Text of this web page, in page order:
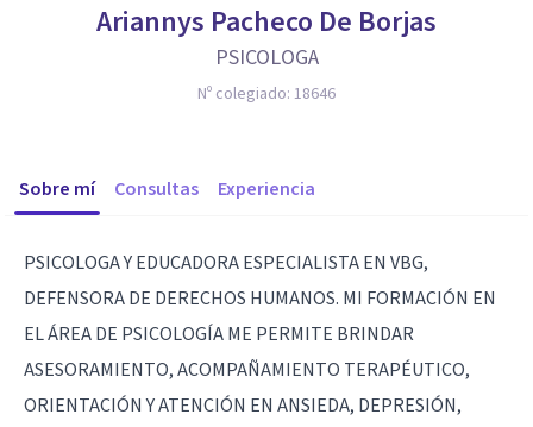
Ariannys Pacheco De Borjas
PSICOLOGA
Nº colegiado: 18646
Sobre mí Consultas Experiencia
PSICOLOGA Y EDUCADORA ESPECIALISTA EN VBG,
DEFENSORA DE DERECHOS HUMANOS. MI FORMACIÓN EN
EL ÁREA DE PSICOLOGÍA ME PERMITE BRINDAR
ASESORAMIENTO, ACOMPAÑAMIENTO TERAPÉUTICO,
ORIENTACIÓN Y ATENCIÓN EN ANSIEDA, DEPRESIÓN,